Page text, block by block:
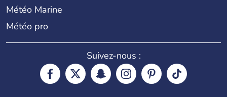
Météo Marine
Météo pro
Suivez-nous :